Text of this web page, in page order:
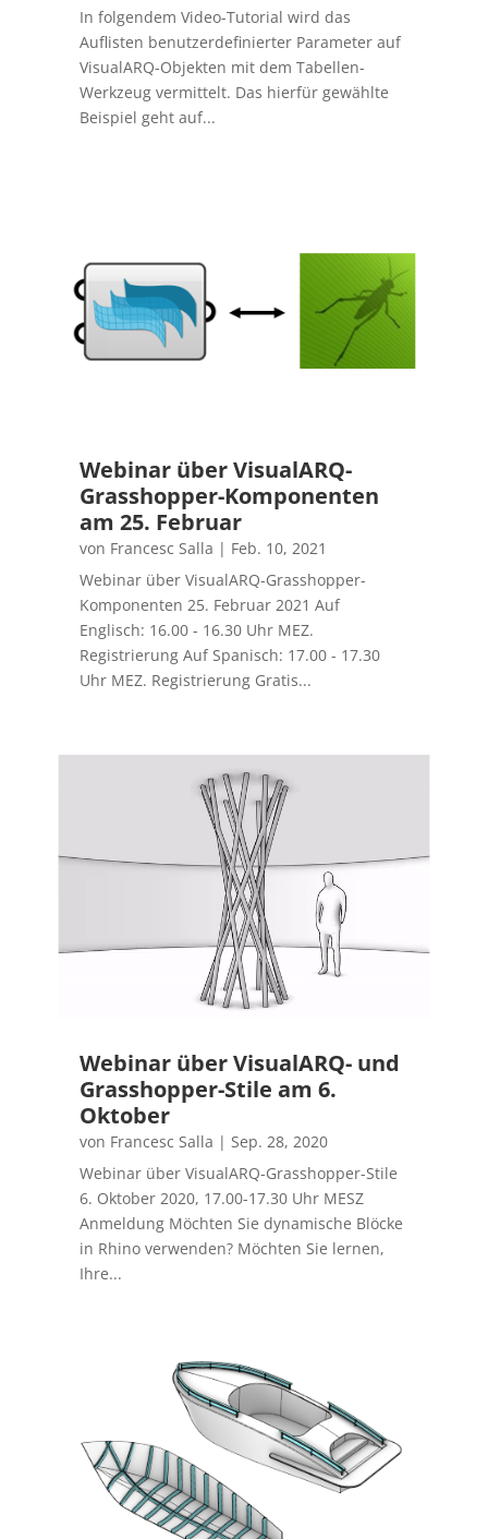
In folgendem Video-Tutorial wird das
Auflisten benutzerdefinierter Parameter auf
VisualARQ-Objekten mit dem Tabellen-
Werkzeug vermittelt. Das hierfür gewählte
Beispiel geht auf...
Webinar über VisualARQ-
Grasshopper-Komponenten
am 25. Februar
von Francesc Salla | Feb. 10, 2021
Webinar über VisualARQ-Grasshopper-
Komponenten 25. Februar 2021 Auf
Englisch: 16.00 - 16.30 Uhr MEZ.
Registrierung Auf Spanisch: 17.00 - 17.30
Uhr MEZ. Registrierung Gratis...
Webinar über VisualARQ- und
Grasshopper-Stile am 6.
Oktober
von Francesc Salla | Sep. 28, 2020
Webinar über VisualARQ-Grasshopper-Stile
6. Oktober 2020, 17.00-17.30 Uhr MESZ
Anmeldung Möchten Sie dynamische Blöcke
in Rhino verwenden? Möchten Sie lernen,
Ihre...